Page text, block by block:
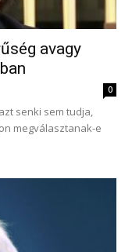
avagy
0
senki sem tudja,
megválasztanak-e